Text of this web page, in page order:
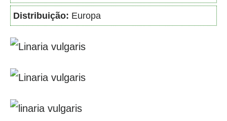
Distribuição: Europa